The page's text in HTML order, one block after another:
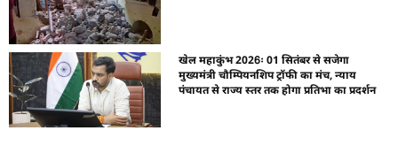
खेल महाकुंभ 2026ः 01 सितंबर से सजेगा
मुख्यमंत्री चौम्पियनशिप ट्रॉफी का मंच, न्याय
पंचायत से राज्य स्तर तक होगा प्रतिभा का प्रदर्शन